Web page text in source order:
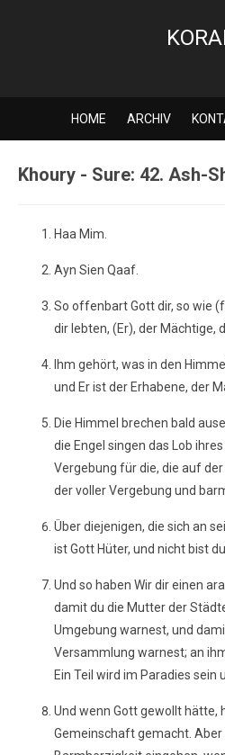
HOME ARCHIV
Khoury - Sure: 42. Ash-
Haa Mim.
Ayn Sien Qaaf.
So offenbart Gott dir, so wie
dir lebten, (Er), der Mächtige,
Ihm gehört, was in den
und Er ist der Erhabene, der
Die Himmel brechen bald
die Engel singen das Lob
Vergebung für die, die auf der
der voller Vergebung und
Über diejenigen, die sich an
ist Gott Hüter, und nicht bist
Und so haben Wir dir einen
damit du die Mutter der
Umgebung warnest, und
Versammlung warnest; an
Ein Teil wird im Paradies sein
Und wenn Gott gewollt hätte,
Gemeinschaft gemacht. Aber